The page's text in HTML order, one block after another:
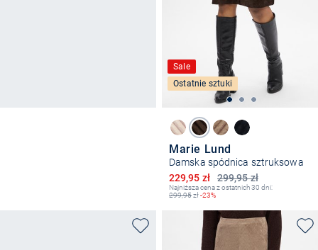
Sale
Ostatnie sztuki
Marie Lund
Damska spódnica sztruksowa
299,95 zł
Obniżona cena
229,95 zł
Najniższa cena z ostatnich 30 dni:
299,95zł-23%